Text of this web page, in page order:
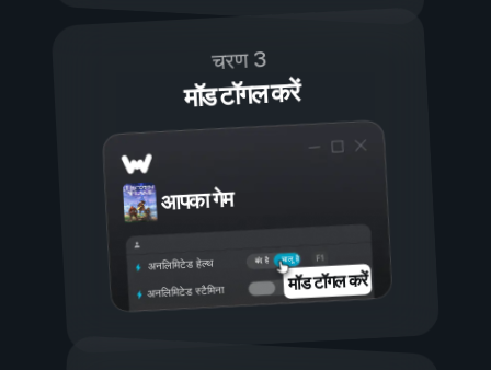
चरण 3
मॉड टॉगल करें
आपका गेम
चालू है
बंद है
अनलिमिटेड हेल्थ
अनलिमिटेड स्टैमिना मॉड टॉगल करें